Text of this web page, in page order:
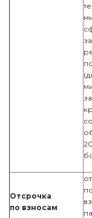
Отсрочка
по взносам